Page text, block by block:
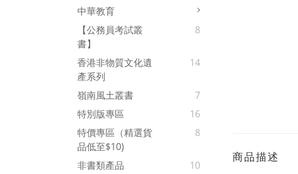
中華教育
【公務員考試叢
書】
8
香港非物質文化遺
產系列
14
嶺南風土叢書
7
特別版專區
16
特價專區（精選貨
品低至$10)
8
非書類產品
10
商品描述